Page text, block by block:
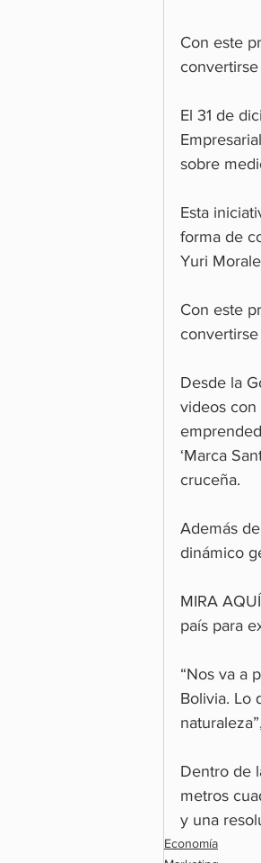
Con este
El 31 de
sobre
Esta
forma de
Yuri
Con este
Desde la
videos con
‘Marca
cruceña.
Además
dinámico
MIRA
país para
“Nos va a
Bolivia. Lo
Dentro de
metros
y una
Economía